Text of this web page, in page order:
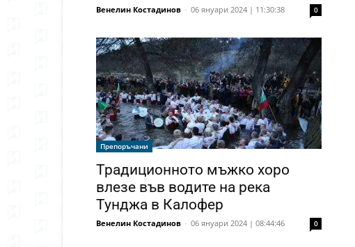
Венелин Костадинов - 06 януари 2024 | 11:30:38 0
Препоръчани
Традиционното мъжко хоро
влезе във водите на река
Тунджа в Калофер
Венелин Костадинов - 06 януари 2024 | 08:44:46 0